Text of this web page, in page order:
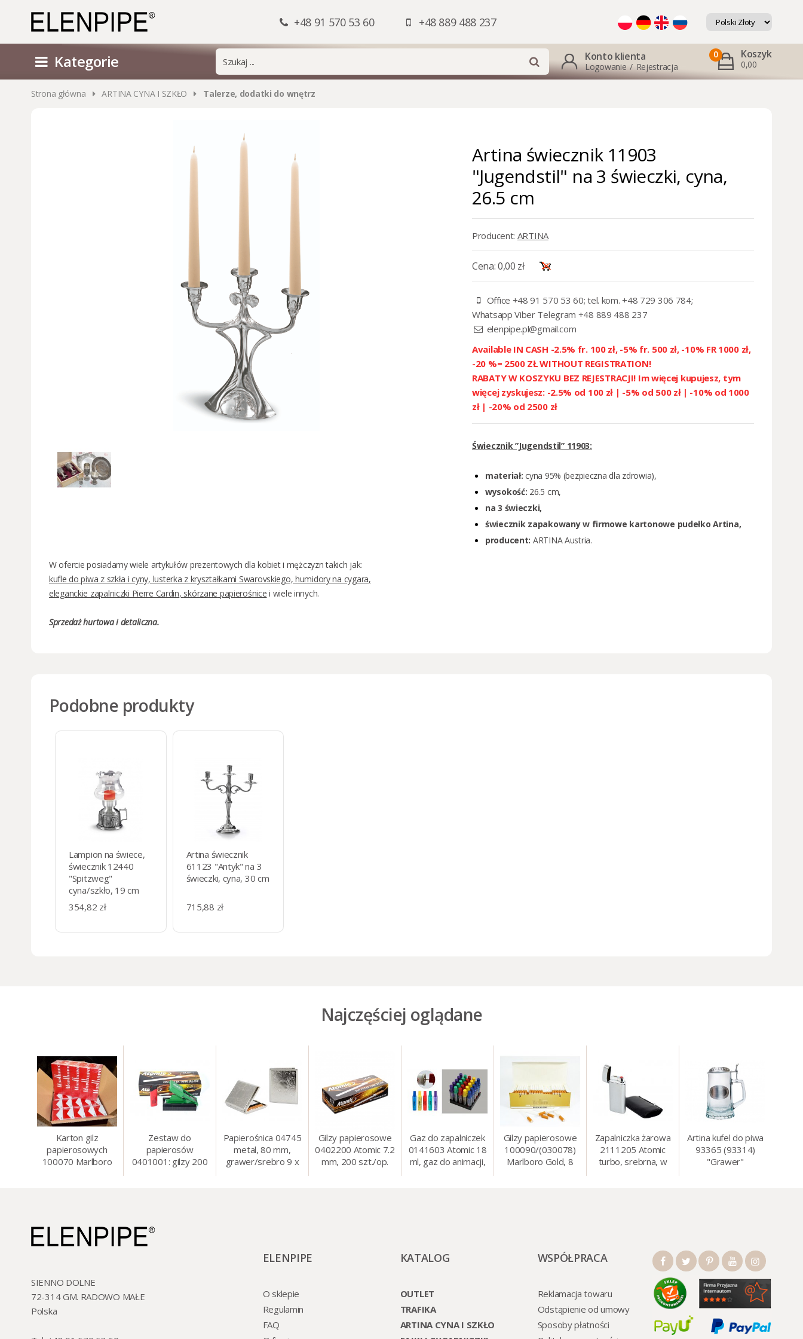
+48 91 570 53 60 +48 889 488 237
Kategorie Konto klienta
Logowanie / Rejestracja
0 Koszyk
0,00
Strona główna ARTINA CYNA I SZKŁO Talerze, dodatki do wnętrz
Artina świecznik 11903
"Jugendstil" na 3 świeczki, cyna,
26.5 cm
Producent: ARTINA
Cena:0,00 zł
Office +48 91 570 53 60; tel. kom. +48 729 306 784;
Whatsapp Viber Telegram +48 889 488 237
elenpipe.pl@gmail.com
Available IN CASH -2.5% fr. 100 zł, -5% fr. 500 zł, -10% FR 1000 zł,
-20 %= 2500 ZŁ WITHOUT REGISTRATION!
RABATY W KOSZYKU BEZ REJESTRACJI! Im więcej kupujesz, tym
więcej zyskujesz: -2.5% od 100 zł | -5% od 500 zł | -10% od 1000
zł | -20% od 2500 zł
Świecznik ”Jugendstil” 11903:
materiał: cyna 95% (bezpieczna dla zdrowia),
wysokość: 26.5 cm,
na 3 świeczki,
świecznik zapakowany w firmowe kartonowe pudełko Artina,
producent: ARTINA Austria.
W ofercie posiadamy wiele artykułów prezentowych dla kobieti mężczyzntakich jak:
kufle do piwa z szkła i cyny, lusterka z kryształkami Swarovskiego, humidory na cygara,
eleganckie zapalniczki Pierre Cardin, skórzane papierośnice i wiele innych.
Sprzedażhurtowa i detaliczna.
Podobne produkty
Lampion na świece,
świecznik 12440
"Spitzweg"
cyna/szkło, 19 cm
354,82 zł
Artina świecznik
61123 "Antyk" na 3
świeczki, cyna, 30 cm
715,88 zł
Najczęściej oglądane
Karton gilz
papierosowych
100070 Marlboro
Zestaw do
papierosów
0401001: gilzy 200
Papierośnica 04745
metal, 80 mm,
grawer/srebro 9 x
Gilzy papierosowe
0402200 Atomic 7.2
mm, 200 szt./op.
Gaz do zapalniczek
0141603 Atomic 18
ml, gaz do animacji,
Gilzy papierosowe
100090/(030078)
Marlboro Gold, 8
Zapalniczka żarowa
2111205 Atomic
turbo, srebrna, w
Artina kufel do piwa
93365 (93314)
"Grawer"
SIENNO DOLNE
72-314 GM. RADOWO MAŁE
Polska
ELENPIPE
O sklepie
Regulamin
FAQ
KATALOG
OUTLET
TRAFIKA
ARTINA CYNA I SZKŁO
WSPÓŁPRACA
Reklamacja towaru
Odstąpienie od umowy
Sposoby płatności